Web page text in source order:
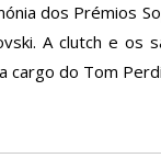
dos Prémios
A clutch e os
cargo do Tom